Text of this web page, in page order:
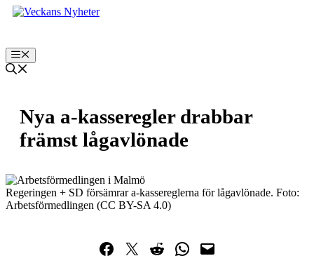
Hoppa
Meny
Nya a-kasseregler drabbar
främst lågavlönade
Regeringen + SD försämrar a-kassereglerna för lågavlönade. Foto:
Arbetsförmedlingen (CC BY-SA 4.0)
Dela på Facebook
Dela på TwitterDela på RedditDela i WhatsApp
Maila en länk